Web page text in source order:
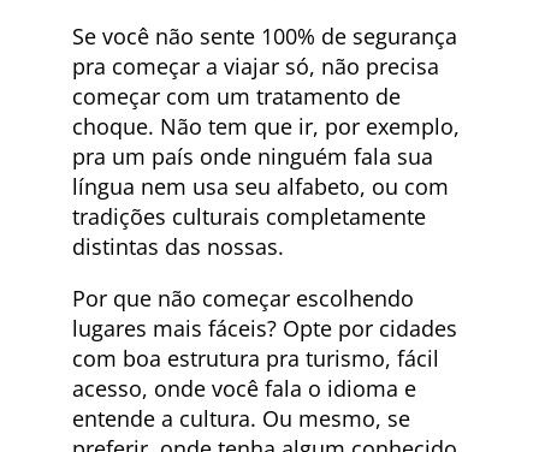
Se você não sente 100% de segurança
pra começar a viajar só, não precisa
começar com um tratamento de
choque. Não tem que ir, por exemplo,
pra um país onde ninguém fala sua
língua nem usa seu alfabeto, ou com
tradições culturais completamente
distintas das nossas.
Por que não começar escolhendo
lugares mais fáceis? Opte por cidades
com boa estrutura pra turismo, fácil
acesso, onde você fala o idioma e
entende a cultura. Ou mesmo, se